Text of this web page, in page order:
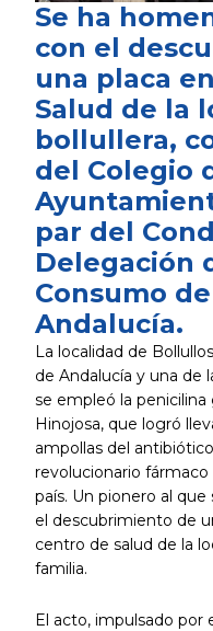
Se ha
con el
una placa
Salud de la
bollullera,
del Colegio
par del
Delegación
Consumo
Andalucía.
La localidad de
de Andalucía y una de
se empleó la penicilina
Hinojosa, que logró
ampollas del
revolucionario
país. Un pionero al
el descubrimiento de
centro de salud de la
familia.
El acto, impulsado por